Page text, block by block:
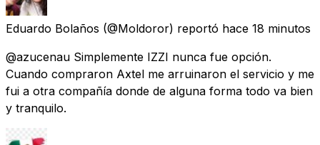
Eduardo Bolaños (@Moldoror) reportó hace 18 minutos
@azucenau Simplemente IZZI nunca fue opción.
Cuando compraron Axtel me arruinaron el servicio y me
fui a otra compañía donde de alguna forma todo va bien
y tranquilo.